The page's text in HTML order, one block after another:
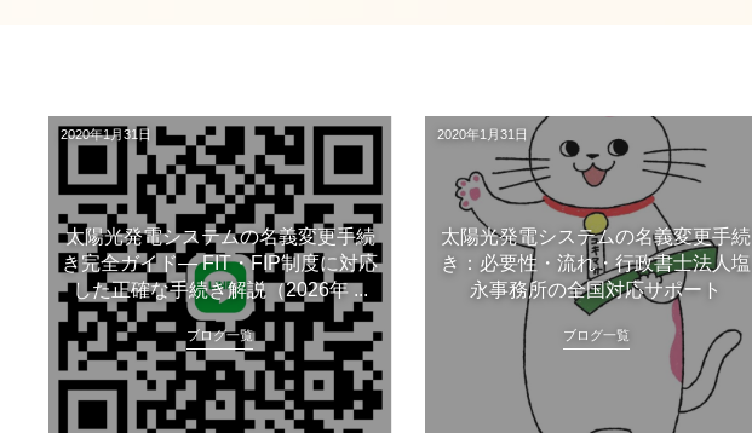
2020年1月31日
太陽光発電システムの名義変更手続
き完全ガイド― FIT・FIP制度に対応
した正確な手続き解説（2026年 ...
ブログ一覧
2020年1月31日
太陽光発電システムの名義変更手続
き：必要性・流れ・行政書士法人塩
永事務所の全国対応サポート
ブログ一覧